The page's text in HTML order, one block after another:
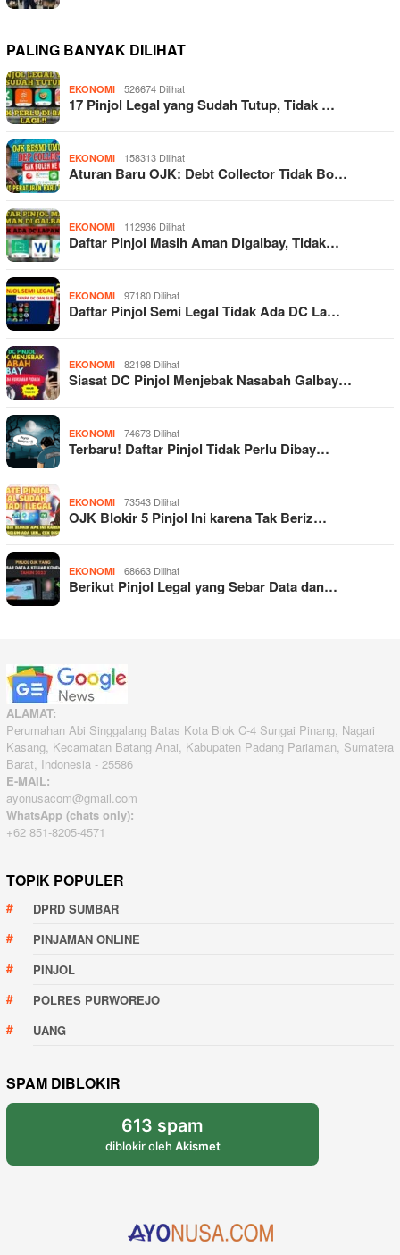
PALING BANYAK DILIHAT
EKONOMI 526674 Dilihat
17 Pinjol Legal yang Sudah Tutup, Tidak …
EKONOMI 158313 Dilihat
Aturan Baru OJK: Debt Collector Tidak Bo…
EKONOMI 112936 Dilihat
Daftar Pinjol Masih Aman Digalbay, Tidak…
EKONOMI 97180 Dilihat
Daftar Pinjol Semi Legal Tidak Ada DC La…
EKONOMI 82198 Dilihat
Siasat DC Pinjol Menjebak Nasabah Galbay…
EKONOMI 74673 Dilihat
Terbaru! Daftar Pinjol Tidak Perlu Dibay…
EKONOMI 73543 Dilihat
OJK Blokir 5 Pinjol Ini karena Tak Beriz…
EKONOMI 68663 Dilihat
Berikut Pinjol Legal yang Sebar Data dan…
ALAMAT:
Perumahan Abi Singgalang Batas Kota Blok C-4 Sungai Pinang, Nagari
Kasang, Kecamatan Batang Anai, Kabupaten Padang Pariaman, Sumatera
Barat, Indonesia - 25586
E-MAIL:
ayonusacom@gmail.com
WhatsApp (chats only):
+62 851-8205-4571
TOPIK POPULER
DPRD SUMBAR
PINJAMAN ONLINE
PINJOL
POLRES PURWOREJO
UANG
SPAM DIBLOKIR
613 spam
diblokir oleh Akismet